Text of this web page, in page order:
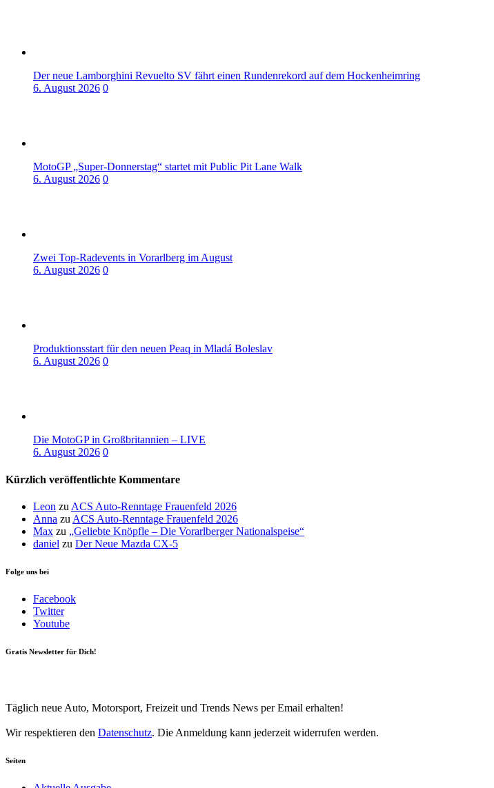
Der neue Lamborghini Revuelto SV fährt einen Rundenrekord auf dem Hockenheimring
6. August 2026 0
MotoGP „Super-Donnerstag“ startet mit Public Pit Lane Walk
6. August 2026 0
Zwei Top-Radevents in Vorarlberg im August
6. August 2026 0
Produktionsstart für den neuen Peaq in Mladá Boleslav
6. August 2026 0
Die MotoGP in Großbritannien – LIVE
6. August 2026 0
Kürzlich veröffentlichte Kommentare
Leon zu ACS Auto-Renntage Frauenfeld 2026
Anna zu ACS Auto-Renntage Frauenfeld 2026
Max zu „Geliebte Knöpfle – Die Vorarlberger Nationalspeise“
daniel zu Der Neue Mazda CX-5
Folge uns bei
Facebook
Twitter
Youtube
Gratis Newsletter für Dich!
Täglich neue Auto, Motorsport, Freizeit und Trends News per Email erhalten!
Wir respektieren den Datenschutz. Die Anmeldung kann jederzeit widerrufen werden.
Seiten